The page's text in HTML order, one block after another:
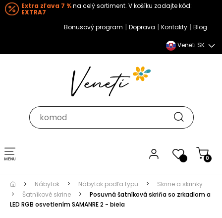
Extra zľava 7 %na celý sortiment. V košíku zadajte kód:
EXTRA7
Bonusový program | Doprava | Kontakty | Blog
Veneti SK
0
Toggle navigation
Nábytok Nábytok podľa typu
Skrine a skrinky
Šatníkové skrine
Posuvná šatníková skriňa so zrkadlom a
LED RGB osvetlením SAMANRE 2 - biela